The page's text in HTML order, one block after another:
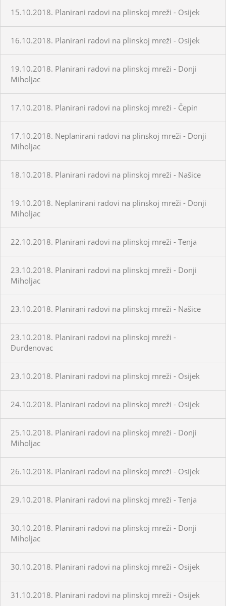
15.10.2018. Planirani radovi na plinskoj mreži - Osijek
16.10.2018. Planirani radovi na plinskoj mreži - Osijek
19.10.2018. Planirani radovi na plinskoj mreži - Donji
Miholjac
17.10.2018. Planirani radovi na plinskoj mreži - Čepin
17.10.2018. Neplanirani radovi na plinskoj mreži - Donji
Miholjac
18.10.2018. Planirani radovi na plinskoj mreži - Našice
19.10.2018. Neplanirani radovi na plinskoj mreži - Donji
Miholjac
22.10.2018. Planirani radovi na plinskoj mreži - Tenja
23.10.2018. Planirani radovi na plinskoj mreži - Donji
Miholjac
23.10.2018. Planirani radovi na plinskoj mreži - Našice
23.10.2018. Planirani radovi na plinskoj mreži -
Đurđenovac
23.10.2018. Planirani radovi na plinskoj mreži - Osijek
24.10.2018. Planirani radovi na plinskoj mreži - Osijek
25.10.2018. Planirani radovi na plinskoj mreži - Donji
Miholjac
26.10.2018. Planirani radovi na plinskoj mreži - Osijek
29.10.2018. Planirani radovi na plinskoj mreži - Tenja
30.10.2018. Planirani radovi na plinskoj mreži - Donji
Miholjac
30.10.2018. Planirani radovi na plinskoj mreži - Osijek
31.10.2018. Planirani radovi na plinskoj mreži - Osijek